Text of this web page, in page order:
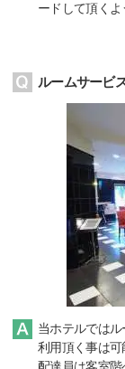
ードして頂くよ
ルームサービ
当ホテルでは
利用頂く事は可